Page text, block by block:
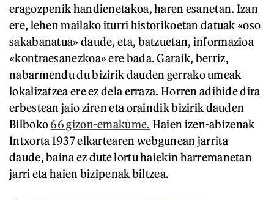
eragozpenik handienetakoa, haren esanetan. Izan
ere, lehen mailako iturri historikoetan datuak «oso
sakabanatua» daude, eta, batzuetan, informazioa
«kontraesanezkoa» ere bada. Garaik, berriz,
nabarmendu du bizirik dauden gerrako umeak
lokalizatzea ere ez dela erraza. Horren adibide dira
erbestean jaio ziren eta oraindik bizirik dauden
Bilboko66 gizon-emakume. Haien izen-abizenak
Intxorta 1937 elkartearen webgunean jarrita
daude, baina ez dute lortu haiekin harremanetan
jarri eta haien bizipenak biltzea.